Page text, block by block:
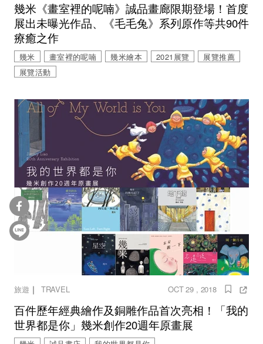
幾米《畫室裡的呢喃》誠品畫廊限期登場！首度
展出未曝光作品、《毛毛兔》系列原作等共90件
療癒之作
幾米 畫室裡的呢喃 幾米繪本 2021展覽
展覽推薦
展覽活動
旅遊 ｜ TRAVEL OCT 29 , 2018
百件歷年經典繪作及銅雕作品首次亮相！「我的
世界都是你」幾米創作20週年原畫展